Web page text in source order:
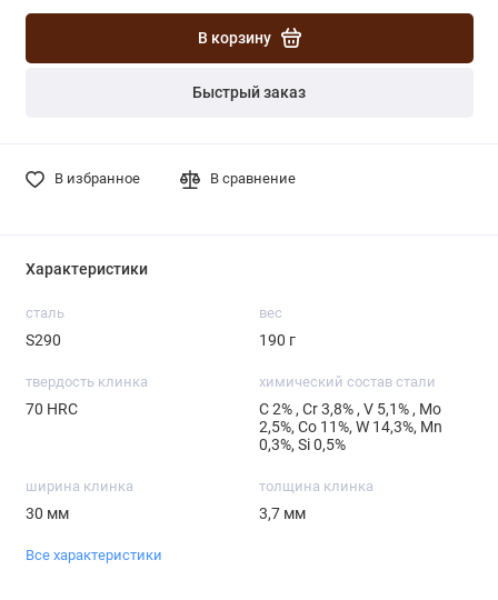
В корзину
Быстрый заказ
В избранное В сравнение
Характеристики
сталь
S290
вес
190 г
твердость клинка
70 HRC
химический состав стали
С 2% , Cr 3,8% , V 5,1% , Mo
2,5%, Co 11%, W 14,3%, Mn
0,3%, Si 0,5%
ширина клинка
30 мм
толщина клинка
3,7 мм
Все характеристики